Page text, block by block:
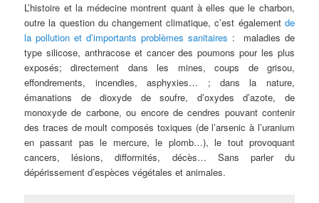
L’histoire et la médecine montrent quant à elles que le charbon,
outre la question du changement climatique, c’est également de
la pollution et d’importants problèmes sanitaires : maladies de
type silicose, anthracose et cancer des poumons pour les plus
exposés; directement dans les mines, coups de grisou,
effondrements, incendies, asphyxies… ; dans la nature,
émanations de dioxyde de soufre, d’oxydes d’azote, de
monoxyde de carbone, ou encore de cendres pouvant contenir
des traces de moult composés toxiques (de l’arsenic à l’uranium
en passant pas le mercure, le plomb…), le tout provoquant
cancers, lésions, difformités, décès… Sans parler du
dépérissement d’espèces végétales et animales.